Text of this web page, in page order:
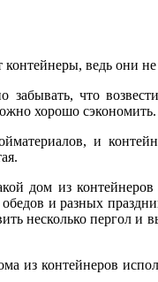
ведь они
что
хорошо сэкономить.
и
дом из
и разных
пергол и
из контейнеров